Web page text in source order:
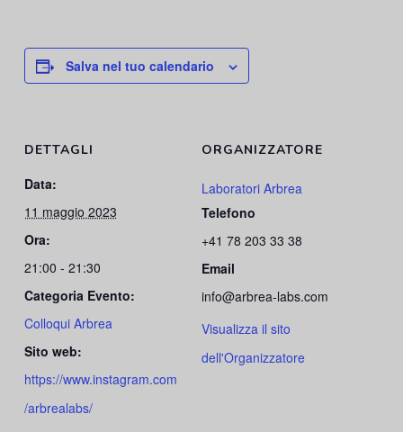
Salva nel tuo calendario
DETTAGLI
Data:
11 maggio 2023
Ora:
21:00 - 21:30
Categoria Evento:
Colloqui Arbrea
Sito web:
https://www.instagram.com
/arbrealabs/
ORGANIZZATORE
Laboratori Arbrea
Telefono
+41 78 203 33 38
Email
info@arbrea-labs.com
Visualizza il sito
dell'Organizzatore